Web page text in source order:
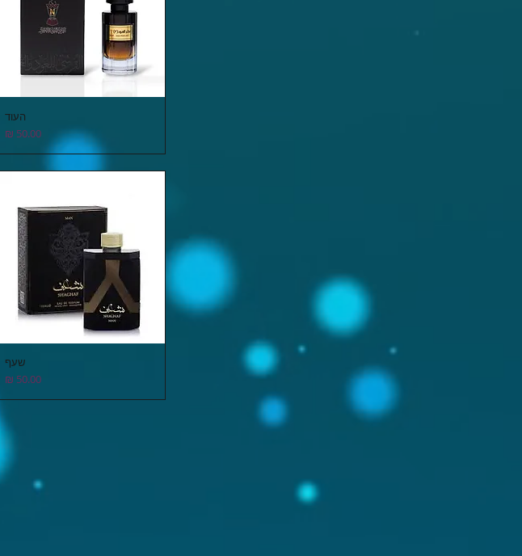
העוד
מחיר‏50.00 ‏₪
שעף
מחיר‏50.00 ‏₪